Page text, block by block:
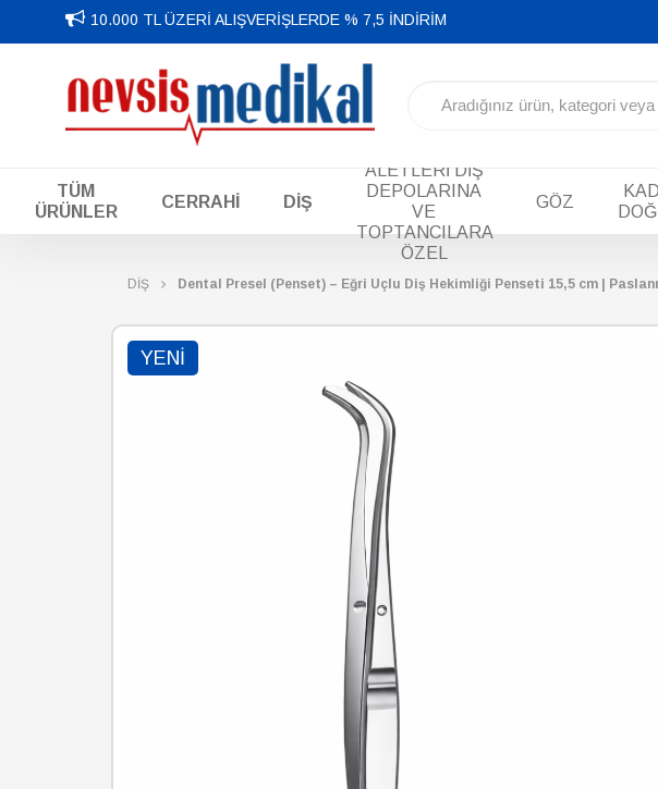
10.000 TL ÜZERİ ALIŞVERİŞLERDE % 7,5 İNDİRİM
TÜM
ÜRÜNLER
CERRAHİ DİŞ
ALETLERİ DİŞ
DEPOLARINA
VE
TOPTANCILARA
ÖZEL
GÖZ
DİŞ Dental Presel (Penset) – Eğri Uçlu Diş Hekimliği Penseti 15,5 cm |
YENI